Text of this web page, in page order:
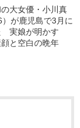
の大女優・小川真
が鹿児島で3月に
実娘が明かす
顔と空白の晩年